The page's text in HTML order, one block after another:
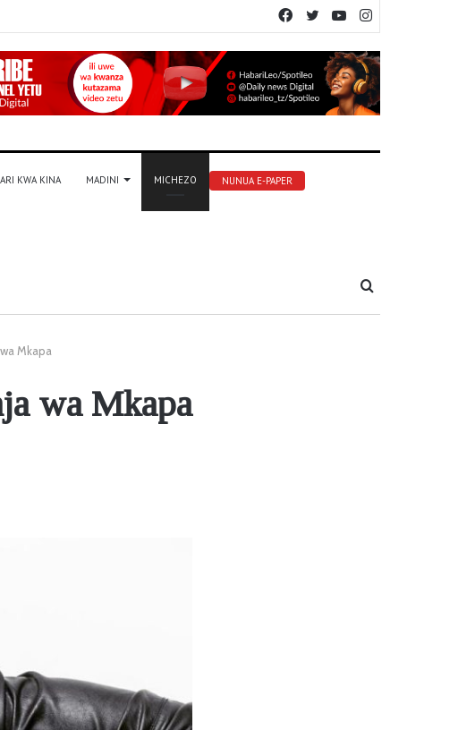
YouTube
Twitter
Facebook
KWA KINA MADINI MICHEZO NUNUA E-PAPER
Tafuta
Mkapa
wa Mkapa